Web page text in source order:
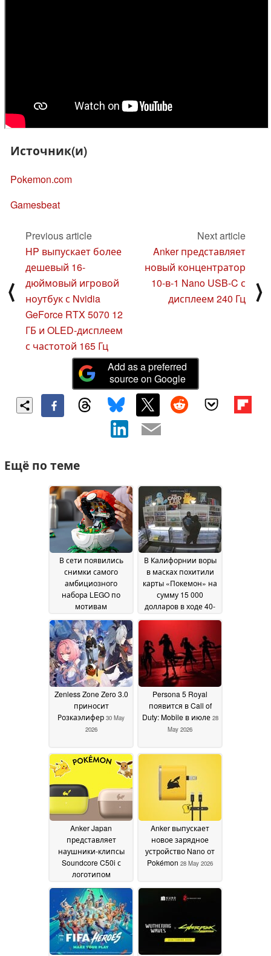
Источник(и)
Pokemon.com
Gamesbeat
⟨
Previous article
HP выпускает более
дешевый 16-
дюймовый игровой
ноутбук с Nvidia
GeForce RTX 5070 12
ГБ и OLED-дисплеем
с частотой 165 Гц
Next article
Anker представляет
новый концентратор
10-в-1 Nano USB-C с
дисплеем 240 Гц
⟩
Add as a preferred
source on Google
Ещё по теме
В сети появились
снимки самого
амбициозного
набора LEGO по
мотивам
«Покемонов» ещё до
его официального
выпуска: в
«Покеболе» из 2 343
деталей скрыт
целый мир07 July 2026
В Калифорнии воры
в масках похитили
карты «Покемон» на
сумму 15 000
долларов в ходе 40-
секундного
ограбления
2026
Zenless Zone Zero 3.0
приносит
Розкаэлифер 30 May
2026
Persona 5 Royal
появится в Call of
Duty: Mobile в июле 28
May 2026
Anker Japan
представляет
наушники-клипсы
Soundcore C50i с
логотипом
покемонов28 May 2026
Anker выпускает
новое зарядное
устройство Nano от
Pokémon 28 May 2026